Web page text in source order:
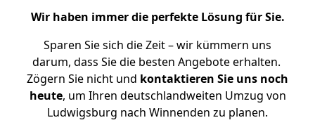
Wir haben immer die perfekte Lösung für Sie.
Sparen Sie sich die Zeit – wir kümmern uns
darum, dass Sie die besten Angebote erhalten.
Zögern Sie nicht und kontaktieren Sie uns noch
heute, um Ihren deutschlandweiten Umzug von
Ludwigsburg nach Winnenden zu planen.